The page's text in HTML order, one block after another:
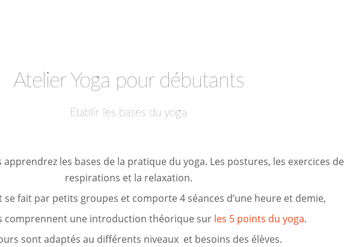
Atelier Yoga pour débutants
Etablir les bases du yoga
apprendrez les bases de la pratique du yoga. Les postures, les exercices de
respirations et la relaxation.
se fait par petits groupes et comporte 4 séances d’une heure et demie,
comprennent une introduction théorique sur les 5 points du yoga.
sont adaptés au différents niveaux et besoins des élèves.